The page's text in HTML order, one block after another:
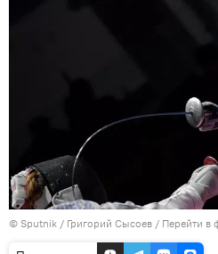
© Sputnik / Григорий Сысоев / Перейти в